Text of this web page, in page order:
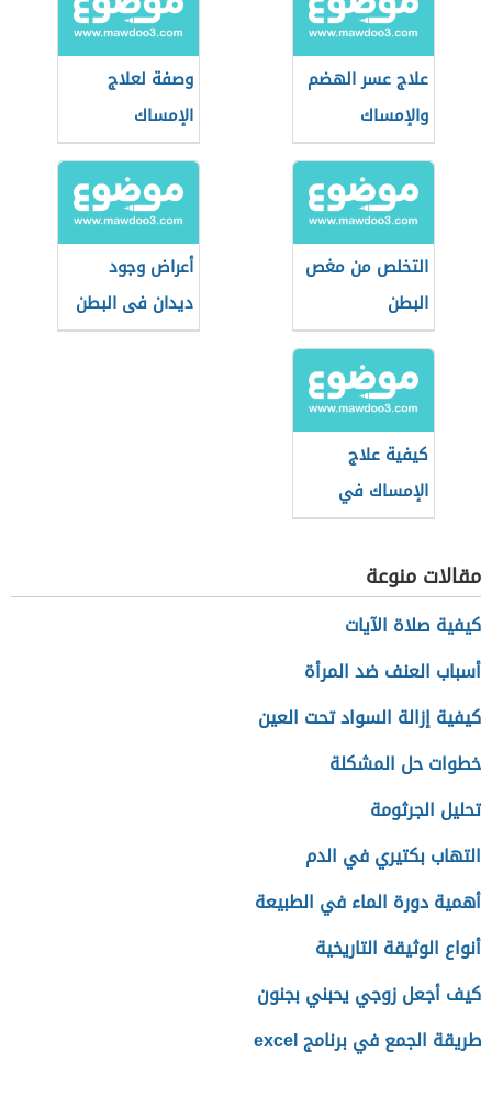
علاج عسر الهضم
والإمساك
وصفة لعلاج
الإمساك
التخلص من مغص
البطن
أعراض وجود
ديدان فى البطن
عند الكبار
كيفية علاج
الإمساك في
المنزل
مقالات منوعة
كيفية صلاة الآيات
أسباب العنف ضد المرأة
كيفية إزالة السواد تحت العين
خطوات حل المشكلة
تحليل الجرثومة
التهاب بكتيري في الدم
أهمية دورة الماء في الطبيعة
أنواع الوثيقة التاريخية
كيف أجعل زوجي يحبني بجنون
طريقة الجمع في برنامج excel